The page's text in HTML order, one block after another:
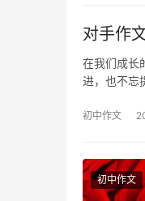
对手作
在我们成长
进，也不忘
初中作文
初中作文